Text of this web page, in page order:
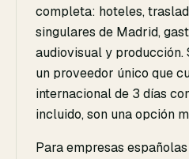
completa: hoteles,
singulares de Madrid,
audiovisual y producción.
un proveedor único que
internacional de 3 días
incluido, son una opción
Para empresas